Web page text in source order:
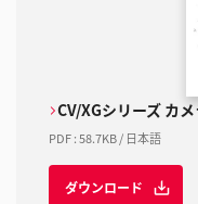
CV/XGシリーズ カ
PDF:58.7KB/ 日本語
ダウンロード